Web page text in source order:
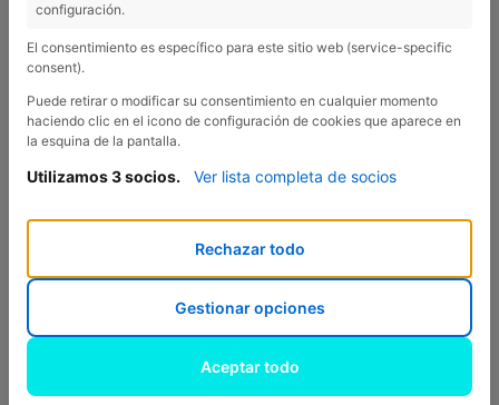
Pitches
A spot like Esponellà Campsite needs to have a whole
range of pitches! Each pitch offers a comfortable area
electricity (if you need more, please contact reception)
as well as water supply.
*Depending on the trees surrounding it and the season,
each pitch has a different amount of shade. For more
information, please contact reception.
configuración.
El consentimiento es específico para este sitio web (service-specific
consent).
Puede retirar o modificar su consentimiento en cualquier momento
haciendo clic en el icono de configuración de cookies que aparece en
la esquina de la pantalla.
Utilizamos 3 socios. Ver lista completa de socios
Rechazar todo
Gestionar opciones
Aceptar todo